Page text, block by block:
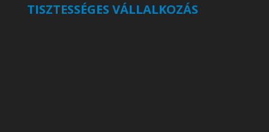
TISZTESSÉGES VÁLLALKOZÁS